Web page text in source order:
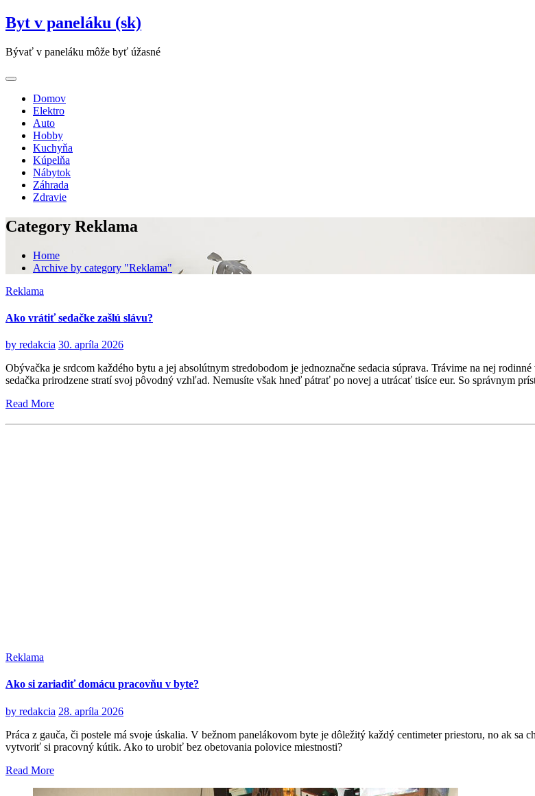
Skip
to
Byt v paneláku (sk)
Bývať v paneláku môže byť úžasné
Domov
Elektro
Auto
Hobby
Kuchyňa
Kúpelňa
Nábytok
Záhrada
Zdravie
Category Reklama
Home
Archive by category "Reklama"
Reklama
Ako vrátiť sedačke zašlú slávu?
by redakcia 30. apríla 2026
Obývačka je srdcom každého bytu a jej absolútnym stredobodom je jednoznačne sedacia súprava. Trávime na nej
sedačka prirodzene stratí svoj pôvodný vzhľad. Nemusíte však hneď pátrať po novej a utrácať tisíce eur. So správnym
Read More
Reklama
Ako si zariadiť domácu pracovňu v byte?
by redakcia 28. apríla 2026
Práca z gauča, či postele má svoje úskalia. V bežnom panelákovom byte je dôležitý každý centimeter priestoru, no ak
vytvoriť si pracovný kútik. Ako to urobiť bez obetovania polovice miestnosti?
Read More